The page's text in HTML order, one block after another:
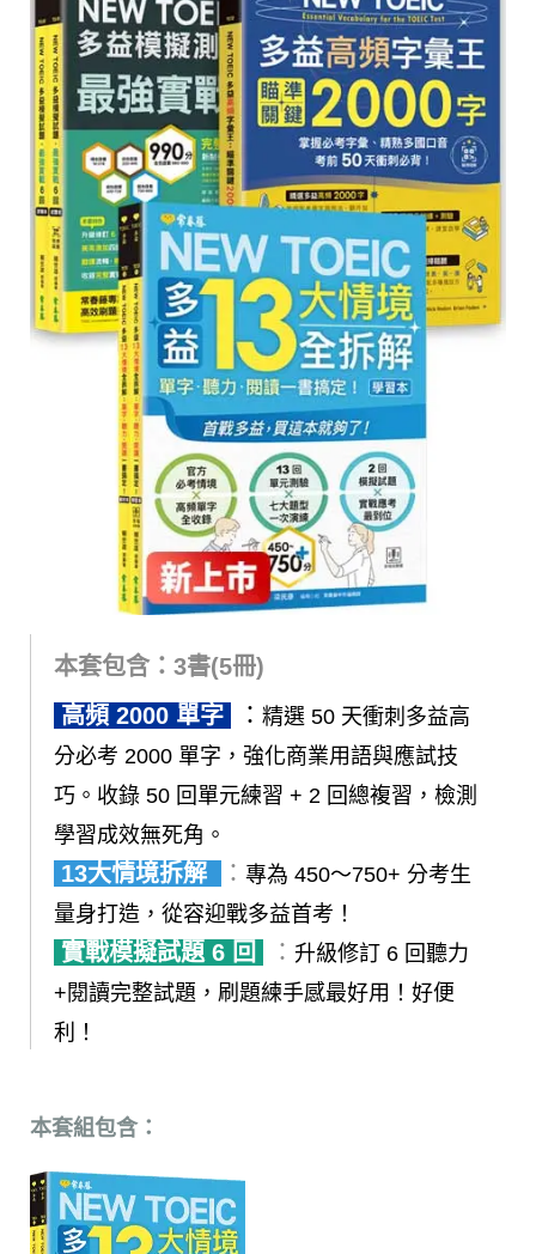
本套包含：3書(5冊)
高頻 2000 單字
： 精選 50 天衝刺多益高
分必考 2000 單字，強化商業用語與應試技
巧。收錄 50 回單元練習 + 2 回總複習，檢測
學習成效無死角。
13大情境拆解 ： 專為 450～750+ 分考生
量身打造，從容迎戰多益首考！
實戰模擬試題 6 回 ： 升級修訂 6 回聽力
+閱讀完整試題，刷題練手感最好用！好便
利！
本套組包含：